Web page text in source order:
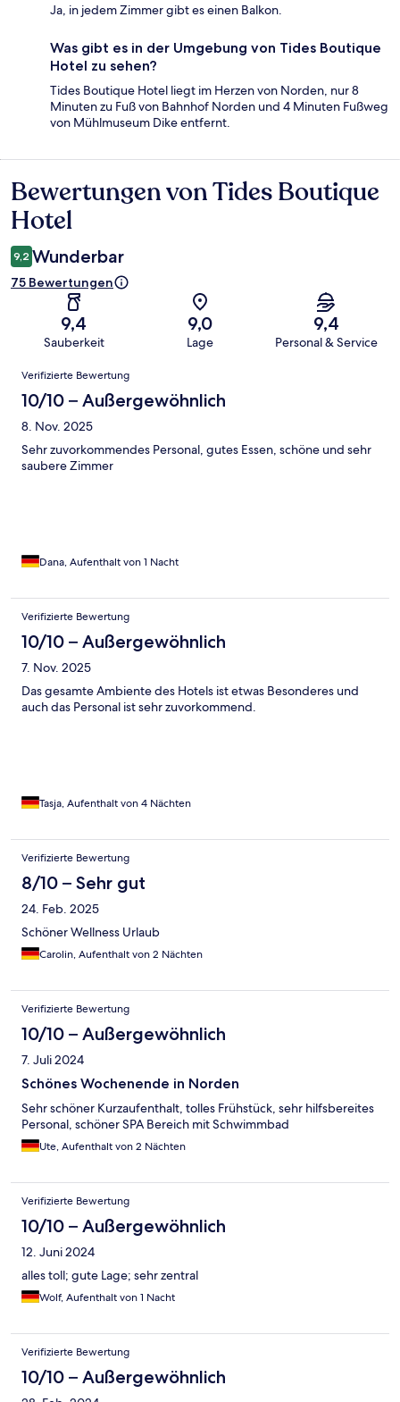
Ja, in jedem Zimmer gibt es einen Balkon.
Was gibt es in der Umgebung von Tides Boutique
Hotel zu sehen?
Tides Boutique Hotel liegt im Herzen von Norden, nur 8
Minuten zu Fuß von Bahnhof Norden und 4 Minuten Fußweg
von Mühlmuseum Dike entfernt.
Bewertungen
Bewertungen von Tides Boutique
Hotel
9,2 Wunderbar
75 Bewertungen
9,4
Sauberkeit
9,0
Lage
9,4
Personal & Service
Bewertungen
Verifizierte Bewertung
10/10 – Außergewöhnlich
8. Nov. 2025
Sehr zuvorkommendes Personal, gutes Essen, schöne und sehr
saubere Zimmer
Dana, Aufenthalt von 1 Nacht
Verifizierte Bewertung
10/10 – Außergewöhnlich
7. Nov. 2025
Das gesamte Ambiente des Hotels ist etwas Besonderes und
auch das Personal ist sehr zuvorkommend.
Tasja, Aufenthalt von 4 Nächten
Verifizierte Bewertung
8/10 – Sehr gut
24. Feb. 2025
Schöner Wellness Urlaub
Carolin, Aufenthalt von 2 Nächten
Verifizierte Bewertung
10/10 – Außergewöhnlich
7. Juli 2024
Schönes Wochenende in Norden
Sehr schöner Kurzaufenthalt, tolles Frühstück, sehr hilfsbereites
Personal, schöner SPA Bereich mit Schwimmbad
Ute, Aufenthalt von 2 Nächten
Verifizierte Bewertung
10/10 – Außergewöhnlich
12. Juni 2024
alles toll; gute Lage; sehr zentral
Wolf, Aufenthalt von 1 Nacht
Verifizierte Bewertung
10/10 – Außergewöhnlich